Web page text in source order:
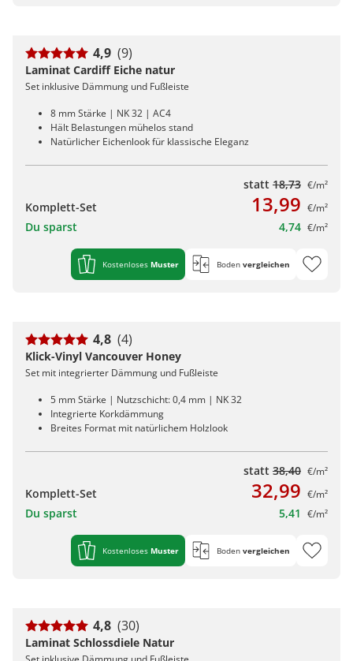
4,9 (9)
Laminat Cardiff Eiche natur
Set inklusive Dämmung und Fußleiste
8 mm Stärke | NK 32 | AC4
Hält Belastungen mühelos stand
Natürlicher Eichenlook für klassische Eleganz
statt 18,73 €/m²
Komplett-Set 13,99 €/m²
Du sparst 4,74 €/m²
Kostenloses Muster Boden vergleichen
4,8 (4)
Klick-Vinyl Vancouver Honey
Set mit integrierter Dämmung und Fußleiste
5 mm Stärke | Nutzschicht: 0,4 mm | NK 32
Integrierte Korkdämmung
Breites Format mit natürlichem Holzlook
statt 38,40 €/m²
Komplett-Set 32,99 €/m²
Du sparst 5,41 €/m²
Kostenloses Muster Boden vergleichen
4,8 (30)
Laminat Schlossdiele Natur